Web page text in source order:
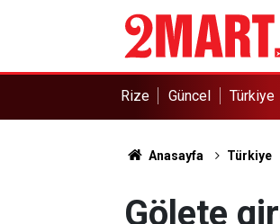
Rize Güncel Türkiye
Anasayfa Türkiye
Gölete